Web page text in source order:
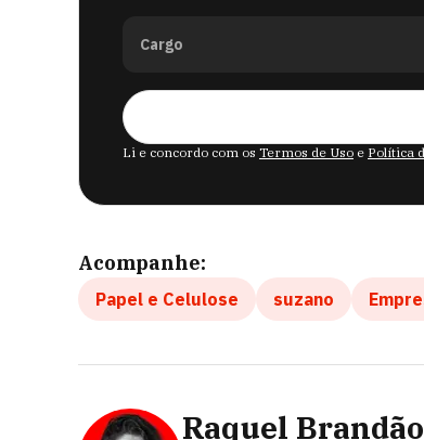
Li e concordo com os Termos de Uso e Política
Acompanhe:
Papel e Celulose suzano
Raquel Brandão